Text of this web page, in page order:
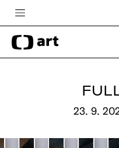
Česká televize
Zpravodajství
23. 9.